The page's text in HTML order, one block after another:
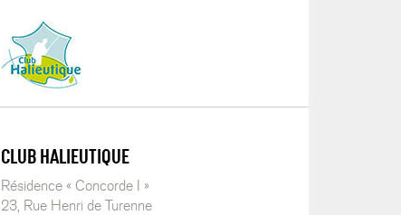
CLUB HALIEUTIQUE
Résidence « Concorde I »
23, Rue Henri de Turenne